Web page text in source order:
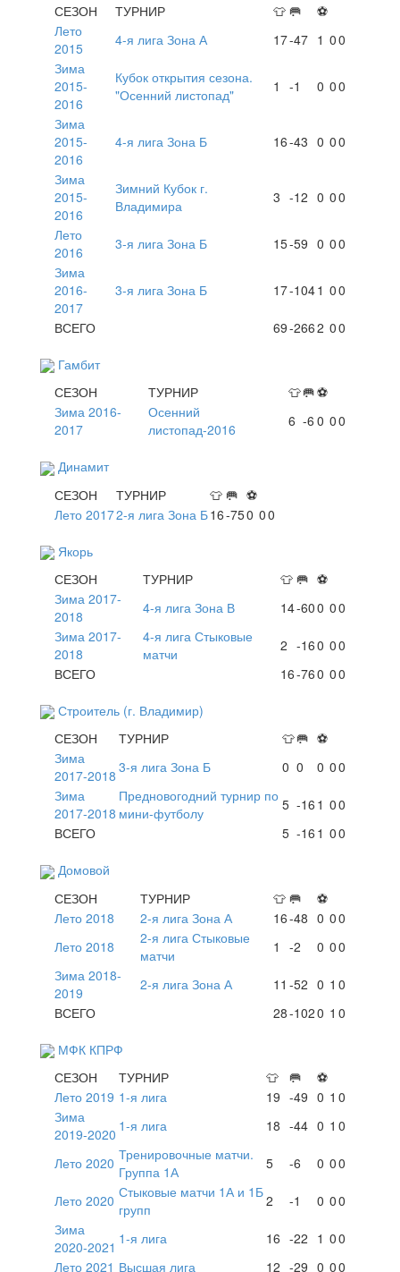
СЕЗОН
ТУРНИР 👕 🥅
⚽
Лето
2015
4-я лига Зона А 17-47 1 00
Зима
2015-
2016
Кубок открытия сезона.
"Осенний листопад"
1 -1 0 00
Зима
2015-
2016
4-я лига Зона Б 16-43 0 00
Зима
2015-
2016
Зимний Кубок г.
Владимира
3 -12 0 00
Лето
2016
3-я лига Зона Б 15-59 0 00
Зима
2016-
2017
3-я лига Зона Б 17-1041 00
ВСЕГО 69-2662 00
Гамбит
СЕЗОН
ТУРНИР 👕🥅⚽
Зима 2016-
2017
Осенний
листопад-2016
6 -6 0 00
Динамит
СЕЗОН
ТУРНИР 👕 🥅 ⚽
Лето 20172-я лига Зона Б16-750 00
Якорь
СЕЗОН
ТУРНИР 👕 🥅 ⚽
Зима 2017-
2018
4-я лига Зона В 14-600 00
Зима 2017-
2018
4-я лига Стыковые
матчи
2 -160 00
ВСЕГО
16-760 00
Строитель (г. Владимир)
СЕЗОН
ТУРНИР 👕🥅 ⚽
Зима
2017-2018 3-я лига Зона Б 0 0 0 00
Зима
2017-2018
Предновогодний турнир по
мини-футболу
5 -16 1 00
ВСЕГО
5 -16 1 00
Домовой
СЕЗОН
ТУРНИР 👕 🥅
⚽
Лето 2018
2-я лига Зона А 16-48 0 00
Лето 2018
2-я лига Стыковые
матчи
1 -2 0 00
Зима 2018-
2019
2-я лига Зона А 11 -52 0 1 0
ВСЕГО
28-1020 1 0
МФК КПРФ
СЕЗОН
ТУРНИР 👕 🥅
⚽
Лето 2019 1-я лига 19 -49 0 1 0
Зима
2019-2020 1-я лига 18 -44 0 1 0
Лето 2020 Тренировочные матчи.
Группа 1А
5 -6 0 00
Лето 2020 Стыковые матчи 1А и 1Б
групп
2 -1 0 00
Зима
2020-2021 1-я лига 16 -22 1 00
Лето 2021 Высшая лига 12 -29 0 00